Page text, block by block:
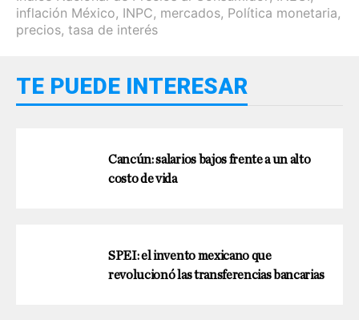
inflación México, INPC, mercados, Política monetaria,
precios, tasa de interés
TE PUEDE INTERESAR
Cancún: salarios bajos frente a un alto
costo de vida
SPEI: el invento mexicano que
revolucionó las transferencias bancarias